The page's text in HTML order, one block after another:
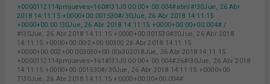
+0000112114pmjueves=160#!31J0 00:00+ 00:004#abril#!30Jue, 26 Abr
2018 14:11:15 +0000+00:001530#/30Jue, 26 Abr 2018 14:11:15
+0000+00:00 !30Jue, 26 Abr 2018 14:11:15 +0000+00:00+00:004#
#!30Jue, 26 Abr 2018 14:11:15 +0000+00:001530#30Jue, 26 Abr 2018
14:11:15 +0000+00:00-2+00:00300 26 Abr 2018 14:11:15
+0000+00:002+00:003030+00:00x302018Jue, 26 Abr 2018 14:11:15
+0000112114pmjueves=161#!31J0 00:00+ 00:004#26#!30Jue, 26 Abr 2018
14:11:15 +0000+00:001530#/30Jue, 26 Abr 2018 14:11:15 +0000+00
T!30Jue, 26 Abr 2018 14:11:15 +0000+00:00+00:004#